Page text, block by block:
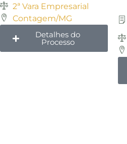
2ª Vara Empresarial
Contagem/MG
Detalhes do
Processo